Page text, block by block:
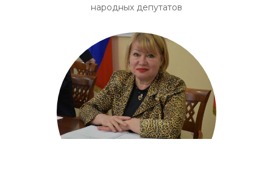
народных депутатов